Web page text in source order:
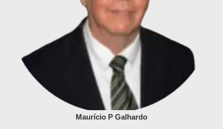
Maurício P Galhardo